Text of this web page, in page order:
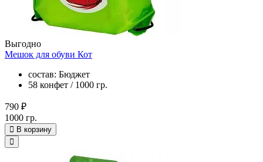
Выгодно
Мешок для обуви Кот
состав: Бюджет
58 конфет / 1000 гр.
790 ₽
1000 гр.
В корзину